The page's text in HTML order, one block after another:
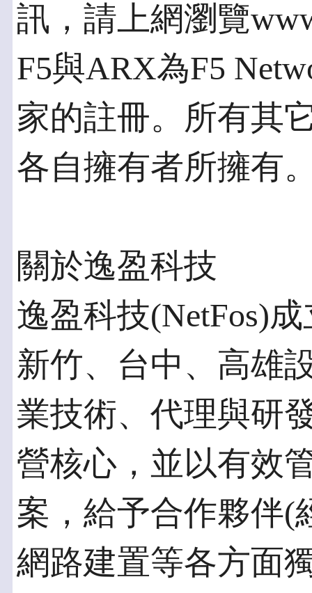
訊，請上網瀏覽
F5與ARX為F5
家的註冊。所有其
各自擁有者所擁有
關於逸盈科技
逸盈科技(NetFos)
新竹、台中、高雄
業技術、代理與研
營核心，並以有效
案，給予合作夥伴(
網路建置等各方面